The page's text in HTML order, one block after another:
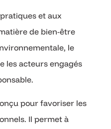
et aux
de bien-être
le
les acteurs engagés
pour favoriser les
Il permet à